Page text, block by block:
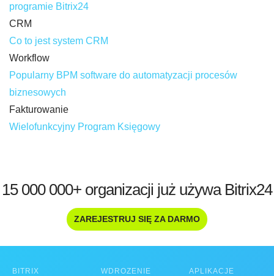
programie Bitrix24
CRM
Co to jest system CRM
Workflow
Popularny BPM software do automatyzacji procesów
biznesowych
Fakturowanie
Wielofunkcyjny Program Księgowy
15 000 000+ organizacji już używa Bitrix24
ZAREJESTRUJ SIĘ ZA DARMO
BITRIX WDROŻENIE APLIKACJE